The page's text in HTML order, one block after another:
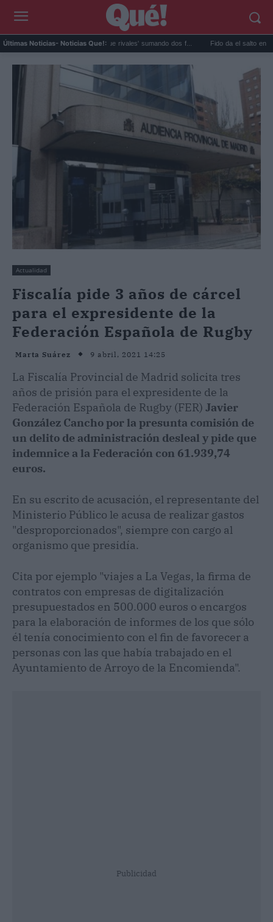
Últimas Noticias- Noticias Que!:
mega acierto de 'Más que rivales' sumando dos f... Fido da el salto en solitario
Actualidad
Fiscalía pide 3 años de cárcel
para el expresidente de la
Federación Española de Rugby
Marta Suárez 9 abril, 2021 14:25
La Fiscalía Provincial de Madrid solicita tres
años de prisión para el expresidente de la
Federación Española de Rugby (FER) Javier
González Cancho por la presunta comisión de
un delito de administración desleal y pide que
indemnice a la Federación con 61.939,74
euros.
En su escrito de acusación, el representante del
Ministerio Público le acusa de realizar gastos
"desproporcionados", siempre con cargo al
organismo que presidía.
Cita por ejemplo "viajes a La Vegas, la firma de
contratos con empresas de digitalización
presupuestados en 500.000 euros o encargos
para la elaboración de informes de los que sólo
él tenía conocimiento con el fin de favorecer a
personas con las que había trabajado en el
Ayuntamiento de Arroyo de la Encomienda".
Publicidad